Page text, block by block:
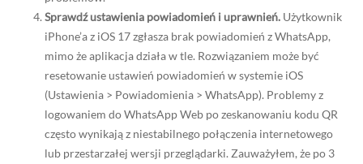
Sprawdź ustawienia powiadomień i uprawnień. Użytkownik
iPhone’a z iOS 17 zgłasza brak powiadomień z WhatsApp,
mimo że aplikacja działa w tle. Rozwiązaniem może być
resetowanie ustawień powiadomień w systemie iOS
(Ustawienia > Powiadomienia > WhatsApp). Problemy z
logowaniem do WhatsApp Web po zeskanowaniu kodu QR
często wynikają z niestabilnego połączenia internetowego
lub przestarzałej wersji przeglądarki. Zauważyłem, że po 3